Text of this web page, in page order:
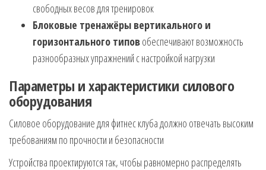
свободных весов для тренировок
Блоковые тренажёры вертикального и
горизонтального типовобеспечивают возможность
разнообразных упражнений с настройкой нагрузки
Параметры и характеристики силового
оборудования
Силовое оборудование для фитнес клуба должно отвечать высоким
требованиям по прочности и безопасности
Устройства проектируются так, чтобы равномерно распределять